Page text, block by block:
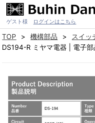
ゲスト様 ログインはこちら
TOP 機構部品 スイッ
DS194-R ミヤマ電器 | 電子